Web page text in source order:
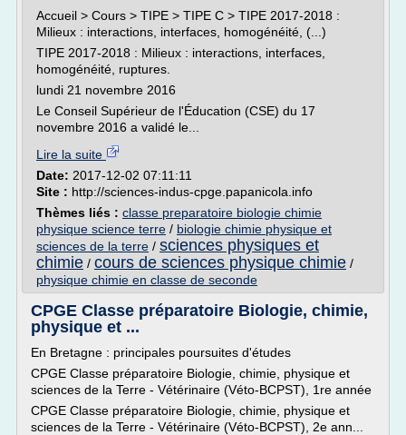
Accueil > Cours > TIPE > TIPE C > TIPE 2017-2018 :
Milieux : interactions, interfaces, homogénéité, (...)
TIPE 2017-2018 : Milieux : interactions, interfaces,
homogénéité, ruptures.
lundi 21 novembre 2016
Le Conseil Supérieur de l'Éducation (CSE) du 17
novembre 2016 a validé le...
Lire la suite
Date: 2017-12-02 07:11:11
Site : http://sciences-indus-cpge.papanicola.info
Thèmes liés : classe preparatoire biologie chimie
physique science terre / biologie chimie physique et
sciences de la terre / sciences physiques et
chimie / cours de sciences physique chimie /
physique chimie en classe de seconde
CPGE Classe préparatoire Biologie, chimie,
physique et ...
En Bretagne : principales poursuites d'études
CPGE Classe préparatoire Biologie, chimie, physique et
sciences de la Terre - Vétérinaire (Véto-BCPST), 1re année
CPGE Classe préparatoire Biologie, chimie, physique et
sciences de la Terre - Vétérinaire (Véto-BCPST), 2e ann...